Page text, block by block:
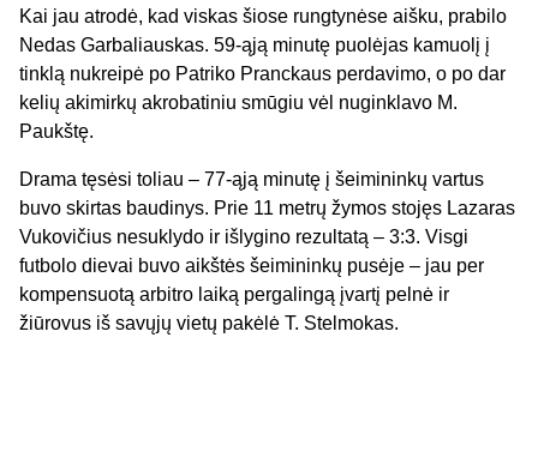
Kai jau atrodė, kad viskas šiose rungtynėse aišku, prabilo
Nedas Garbaliauskas. 59-ąją minutę puolėjas kamuolį į
tinklą nukreipė po Patriko Pranckaus perdavimo, o po dar
kelių akimirkų akrobatiniu smūgiu vėl nuginklavo M.
Paukštę.
Drama tęsėsi toliau – 77-ąją minutę į šeimininkų vartus
buvo skirtas baudinys. Prie 11 metrų žymos stojęs Lazaras
Vukovičius nesuklydo ir išlygino rezultatą – 3:3. Visgi
futbolo dievai buvo aikštės šeimininkų pusėje – jau per
kompensuotą arbitro laiką pergalingą įvartį pelnė ir
žiūrovus iš savųjų vietų pakėlė T. Stelmokas.